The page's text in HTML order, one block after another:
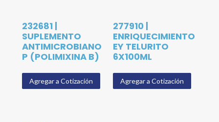
232681 |
SUPLEMENTO
ANTIMICROBIANO
P (POLIMIXINA B)
Agregar a Cotización
277910 |
ENRIQUECIMIENTO
EY TELURITO
6X100ML
Agregar a Cotización